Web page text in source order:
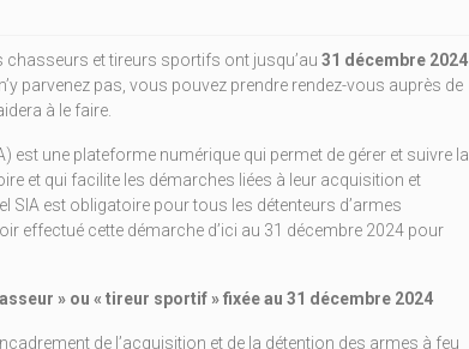
chasseurs et tireurs sportifs ont jusqu’au 31 décembre 2024
parvenez pas, vous pouvez prendre rendez-vous auprès de
à le faire.
est une plateforme numérique qui permet de gérer et suivre la
et qui facilite les démarches liées à leur acquisition et
SIA est obligatoire pour tous les détenteurs d’armes
effectué cette démarche d’ici au 31 décembre 2024 pour
» ou « tireur sportif » fixée au 31 décembre 2024
de l’acquisition et de la détention des armes à feu